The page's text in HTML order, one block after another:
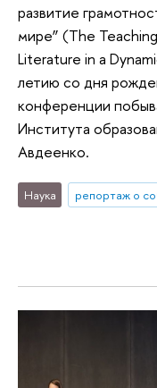
развитие
мире” (The
Literature in a
летию со дня
конференции
Института
Авдеенко.
Наука репортаж о